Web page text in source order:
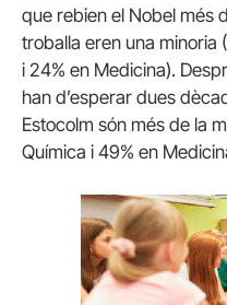
que rebien el Nobel més
troballa eren una minoria
i 24% en Medicina).
han d’esperar dues
Estocolm són més de la
Química i 49% en